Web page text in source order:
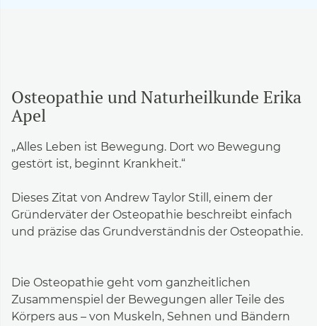
Osteopathie und Naturheilkunde Erika
Apel
„Alles Leben ist Bewegung. Dort wo Bewegung
gestört ist, beginnt Krankheit.“
Dieses Zitat von Andrew Taylor Still, einem der
Gründerväter der Osteopathie beschreibt einfach
und präzise das Grundverständnis der Osteopathie.
Die Osteopathie geht vom ganzheitlichen
Zusammenspiel der Bewegungen aller Teile des
Körpers aus – von Muskeln, Sehnen und Bändern